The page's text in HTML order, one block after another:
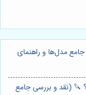
مدل‌ها و راهنمای
🔪 (نقد و بررسی جامع